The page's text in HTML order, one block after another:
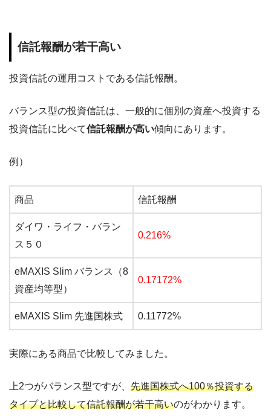
信託報酬が若干高い
投資信託の運用コストである信託報酬。
バランス型の投資信託は、一般的に個別の資産へ投資する
投資信託に比べて信託報酬が高い傾向にあります。
例）
商品 信託報酬
ダイワ・ライフ・バラン
ス５０
0.216%
eMAXIS Slim バランス（8
資産均等型）
0.17172%
eMAXIS Slim 先進国株式 0.11772%
実際にある商品で比較してみました。
上2つがバランス型ですが、 先進国株式へ100％投資する
タイプと比較して信託報酬が若干高いのがわかります。